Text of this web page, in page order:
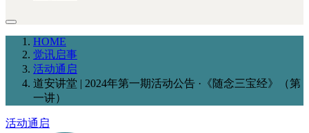
HOME
觉讯启事
活动通启
道安讲堂 | 2024年第一期活动公告 ·《随念三宝经》（第
一讲）
活动通启